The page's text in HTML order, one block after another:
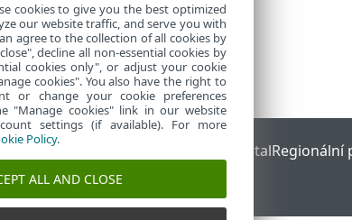
znalostí ESET Status PortalRegionální
- Všechna práva vyhrazena.
cookies to give you the best optimized
our website traffic, and serve you with
agree to the collection of all cookies by
decline all non-essential cookies by
cookies only", or adjust your cookie
cookies". You also have the right to
or change your cookie preferences
"Manage cookies" link in our website
settings (if available). For more
Policy.
ALL AND CLOSE